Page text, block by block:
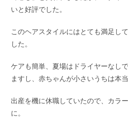
いと好評でした。
このヘアスタイルにはとても満足し
した。
ケアも簡単、夏場はドライヤーなし
ますし、赤ちゃんが小さいうちは本
出産を機に休職していたので、カラ
に。